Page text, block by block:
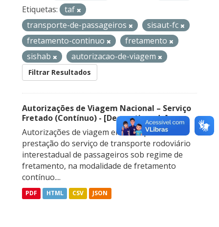
Etiquetas:
taf
transporte-de-passageiros
sisaut-fc
fretamento-continuo
fretamento
sishab
autorizacao-de-viagem
Filtrar Resultados
Autorizações de Viagem Nacional – Serviço
Fretado (Contínuo) - [Descontinuado]
Autorizações de viagem emitidas para a
prestação do serviço de transporte rodoviário
interestadual de passageiros sob regime de
fretamento, na modalidade de fretamento
contínuo....
PDF HTML CSV JSON